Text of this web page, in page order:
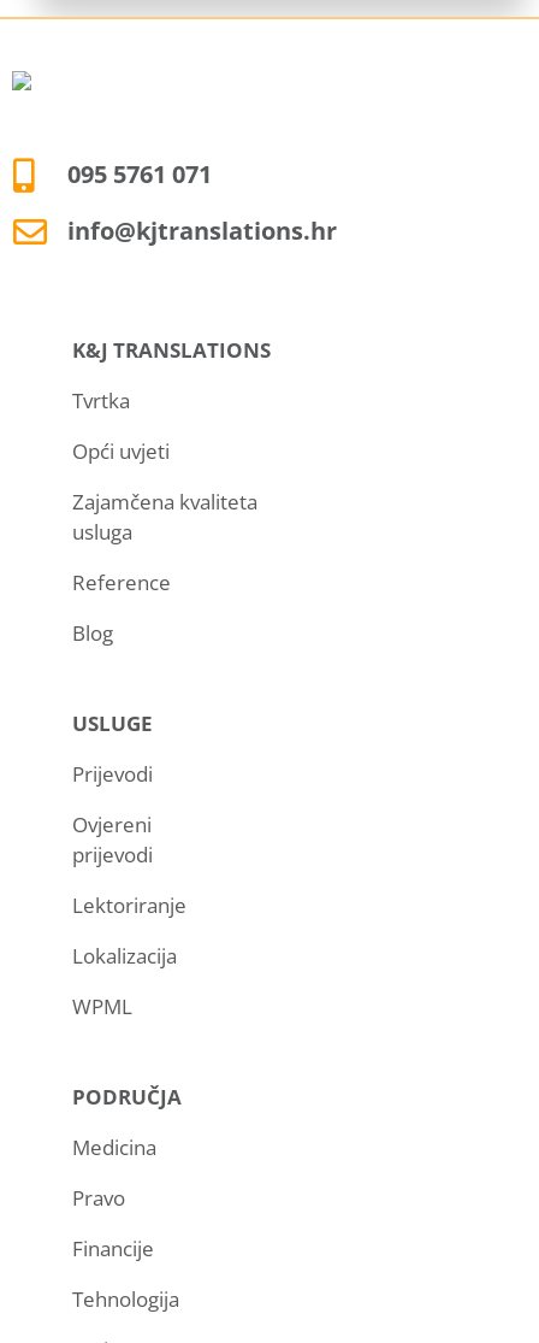
095 5761 071
info@kjtranslations.hr
K&J TRANSLATIONS
Tvrtka
Opći uvjeti
Zajamčena kvaliteta
usluga
Reference
Blog
USLUGE
Prijevodi
Ovjereni
prijevodi
Lektoriranje
Lokalizacija
WPML
PODRUČJA
Medicina
Pravo
Financije
Tehnologija